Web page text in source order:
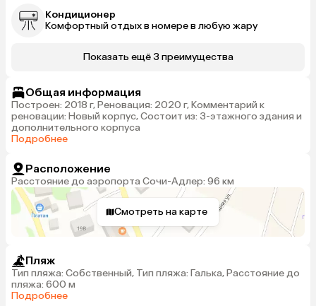
Кондиционер
Комфортный отдых в номере в любую жару
Показать ещё 3 преимущества
Общая информация
Построен: 2018 г, Реновация: 2020 г, Комментарий к
реновации: Новый корпус, Состоит из: 3-этажного здания и
дополнительного корпуса
Подробнее
Расположение
Расстояние до аэропорта Сочи-Адлер: 96 км
Смотреть на карте
Пляж
Тип пляжа: Собственный, Тип пляжа: Галька, Расстояние до
пляжа: 600 м
Подробнее